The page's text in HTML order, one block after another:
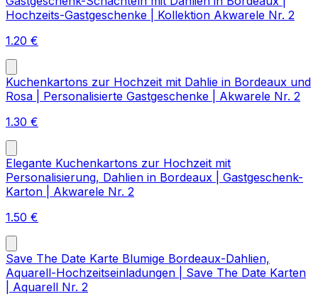
Hochzeits-Gastgeschenke | Kollektion Akwarele Nr. 2
1.20 €
Kuchenkartons zur Hochzeit mit Dahlie in Bordeaux und
Rosa | Personalisierte Gastgeschenke | Akwarele Nr. 2
1.30 €
Elegante Kuchenkartons zur Hochzeit mit
Personalisierung, Dahlien in Bordeaux | Gastgeschenk-
Karton | Akwarele Nr. 2
1.50 €
Save The Date Karte Blumige Bordeaux-Dahlien,
Aquarell-Hochzeitseinladungen | Save The Date Karten
| Aquarell Nr. 2